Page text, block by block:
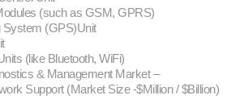
(such as GSM, GPRS)
System (GPS)Unit
(like Bluetooth, WiFi)
& Management Market –
Support (Market Size -$Million / $Billion)